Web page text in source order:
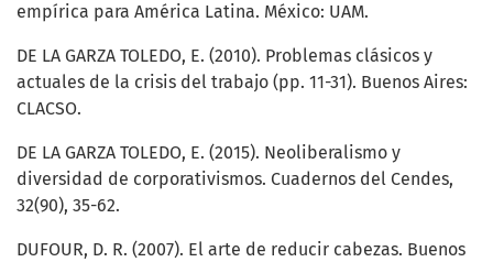
empírica para América Latina. México: UAM.
DE LA GARZA TOLEDO, E. (2010). Problemas clásicos y
actuales de la crisis del trabajo (pp. 11-31). Buenos Aires:
CLACSO.
DE LA GARZA TOLEDO, E. (2015). Neoliberalismo y
diversidad de corporativismos. Cuadernos del Cendes,
32(90), 35-62.
DUFOUR, D. R. (2007). El arte de reducir cabezas. Buenos